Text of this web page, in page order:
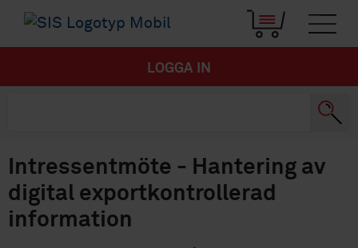
LOGGA IN
Intressentmöte - Hantering av
digital exportkontrollerad
information